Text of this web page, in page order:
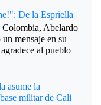
De la Espriella
Colombia, Abelardo
mensaje en su
al pueblo
asume la
militar de Cali